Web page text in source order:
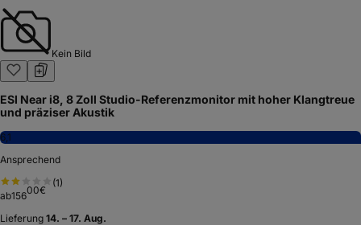
Kein Bild
ESI Near i8, 8 Zoll Studio-Referenzmonitor mit hoher Klangtreue
und präziser Akustik
6,1
Ansprechend
(1)
ab15600€
Lieferung 14. – 17. Aug.